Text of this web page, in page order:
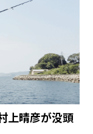
上晴彦が没頭